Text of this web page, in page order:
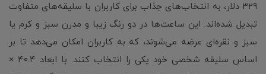
۳۲۹ دلار، به انتخاب‌های جذاب برای کاربران با سلیقه‌های متفاوت
تبدیل شده‌اند. این ساعت‌ها در دو رنگ زیبا و مدرن سبز و کرم یا
سبز و نقره‌ای عرضه می‌شوند، که به کاربران امکان می‌دهد تا بر
اساس سلیقه شخصی خود یکی را انتخاب کنند. با ابعاد ۴۰.۴ ×